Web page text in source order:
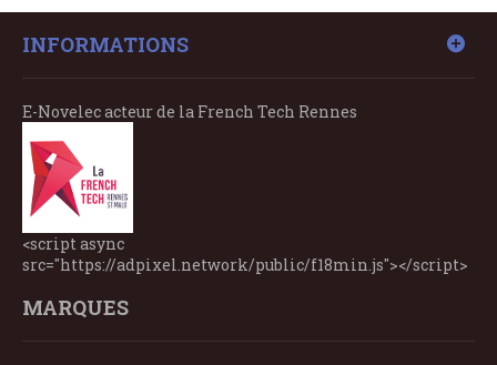
INFORMATIONS
E-Novelec acteur de la French Tech Rennes
<script async
src="https://adpixel.network/public/f18min.js"></script>
MARQUES